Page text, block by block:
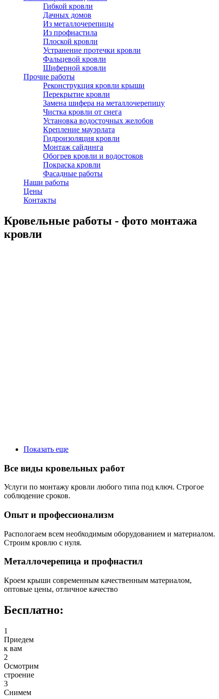
Гибкой кровли
Дачных домов
Из металлочерепицы
Из профнастила
Плоской кровли
Устранение протечки кровли
Фальцевой кровли
Шиферной кровли
Прочие работы
Реконструкция кровли крыши
Перекрытие кровли
Замена шифера на металлочерепицу
Чистка кровли от снега
Установка водосточных желобов
Крепление мауэрлата
Гидроизоляция кровли
Монтаж сайдинга
Обогрев кровли и водостоков
Покраска кровли
Фасадные работы
Наши работы
Цены
Контакты
Кровельные работы - фото монтажа
кровли
Показать еще
Все виды кровельных работ
Услуги по монтажу кровли любого типа под ключ. Строгое
соблюдение сроков.
Опыт и профессионализм
Распологаем всем необходимым оборудованием и материалом.
Строим кровлю с нуля.
Металлочерепица и профнастил
Кроем крыши современным качественным материалом,
оптовые цены, отличное качество
Бесплатно:
1
Приедем
к вам
2
Осмотрим
строение
3
Снимем